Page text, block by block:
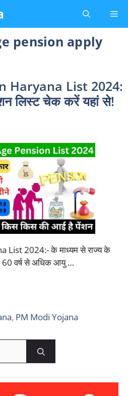
pension apply
Haryana List 2024:
लिस्ट चेक करें यहां से!
List 2024:- के माध्यम से राज्य के
वर्ष से अधिक आयु …
, PM Modi Yojana